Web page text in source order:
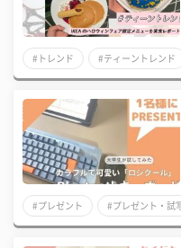
#トレンド #ティーントレンド
#プレゼント #プレゼント・試